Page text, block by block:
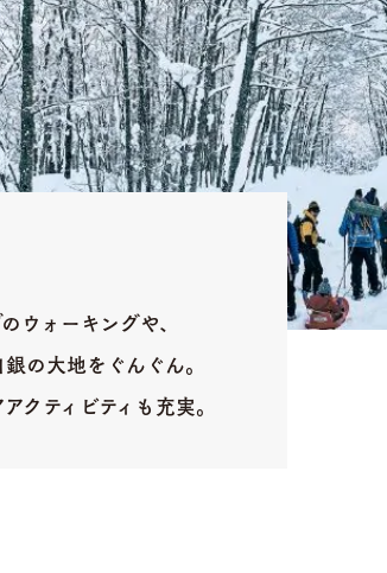
ウォーキングや、
の大地をぐんぐん。
クティビティも充実。